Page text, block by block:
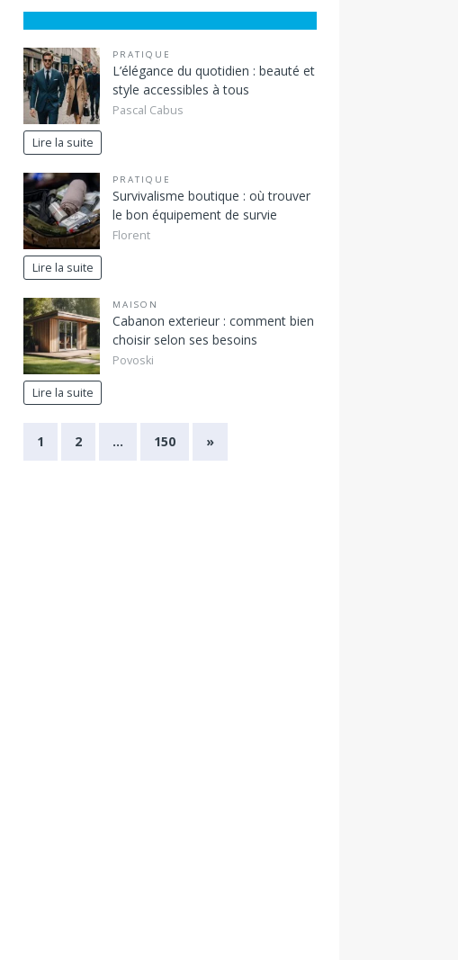
PRATIQUE
L’élégance du quotidien : beauté et
style accessibles à tous
Pascal Cabus
Lire la suite
PRATIQUE
Survivalisme boutique : où trouver
le bon équipement de survie
Florent
Lire la suite
MAISON
Cabanon exterieur : comment bien
choisir selon ses besoins
Povoski
Lire la suite
1 2 … 150 »